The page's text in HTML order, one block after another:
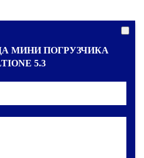
МИНИ ПОГРУЗЧИКА
5.3